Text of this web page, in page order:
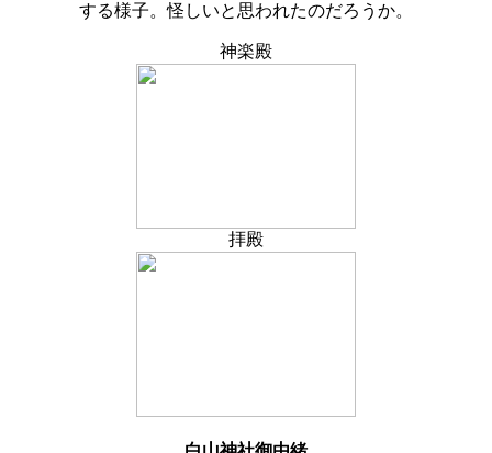
する様子。怪しいと思われたのだろうか。
神楽殿
拝殿